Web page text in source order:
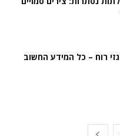
רוח – כל המידע החשוב